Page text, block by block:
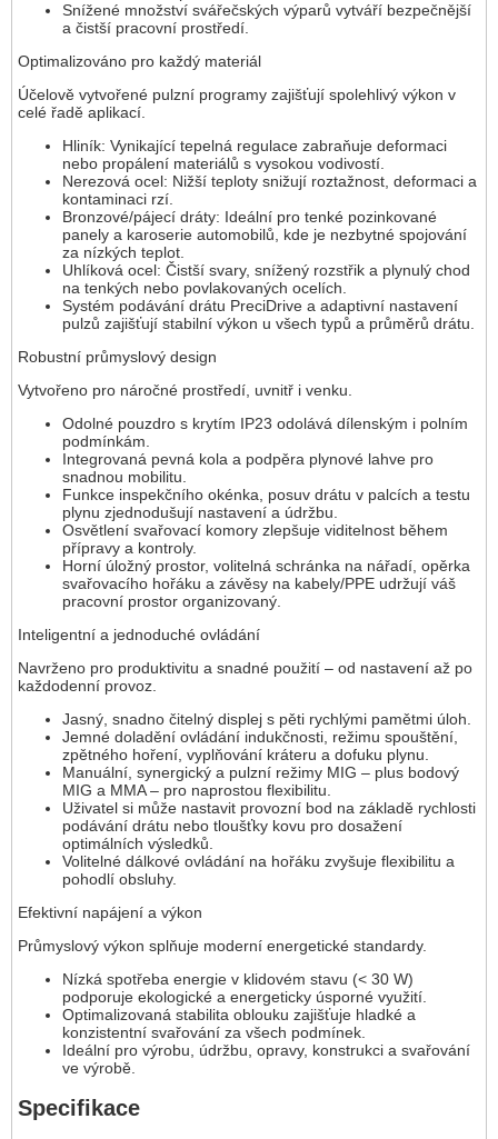
Snížené množství svářečských výparů vytváří bezpečnější
a čistší pracovní prostředí.
Optimalizováno pro každý materiál
Účelově vytvořené pulzní programy zajišťují spolehlivý výkon v
celé řadě aplikací.
Hliník: Vynikající tepelná regulace zabraňuje deformaci
nebo propálení materiálů s vysokou vodivostí.
Nerezová ocel: Nižší teploty snižují roztažnost, deformaci a
kontaminaci rzí.
Bronzové/pájecí dráty: Ideální pro tenké pozinkované
panely a karoserie automobilů, kde je nezbytné spojování
za nízkých teplot.
Uhlíková ocel: Čistší svary, snížený rozstřik a plynulý chod
na tenkých nebo povlakovaných ocelích.
Systém podávání drátu PreciDrive a adaptivní nastavení
pulzů zajišťují stabilní výkon u všech typů a průměrů drátu.
Robustní průmyslový design
Vytvořeno pro náročné prostředí, uvnitř i venku.
Odolné pouzdro s krytím IP23 odolává dílenským i polním
podmínkám.
Integrovaná pevná kola a podpěra plynové lahve pro
snadnou mobilitu.
Funkce inspekčního okénka, posuv drátu v palcích a testu
plynu zjednodušují nastavení a údržbu.
Osvětlení svařovací komory zlepšuje viditelnost během
přípravy a kontroly.
Horní úložný prostor, volitelná schránka na nářadí, opěrka
svařovacího hořáku a závěsy na kabely/PPE udržují váš
pracovní prostor organizovaný.
Inteligentní a jednoduché ovládání
Navrženo pro produktivitu a snadné použití – od nastavení až po
každodenní provoz.
Jasný, snadno čitelný displej s pěti rychlými pamětmi úloh.
Jemné doladění ovládání indukčnosti, režimu spouštění,
zpětného hoření, vyplňování kráteru a dofuku plynu.
Manuální, synergický a pulzní režimy MIG – plus bodový
MIG a MMA – pro naprostou flexibilitu.
Uživatel si může nastavit provozní bod na základě rychlosti
podávání drátu nebo tloušťky kovu pro dosažení
optimálních výsledků.
Volitelné dálkové ovládání na hořáku zvyšuje flexibilitu a
pohodlí obsluhy.
Efektivní napájení a výkon
Průmyslový výkon splňuje moderní energetické standardy.
Nízká spotřeba energie v klidovém stavu (< 30 W)
podporuje ekologické a energeticky úsporné využití.
Optimalizovaná stabilita oblouku zajišťuje hladké a
konzistentní svařování za všech podmínek.
Ideální pro výrobu, údržbu, opravy, konstrukci a svařování
ve výrobě.
Specifikace